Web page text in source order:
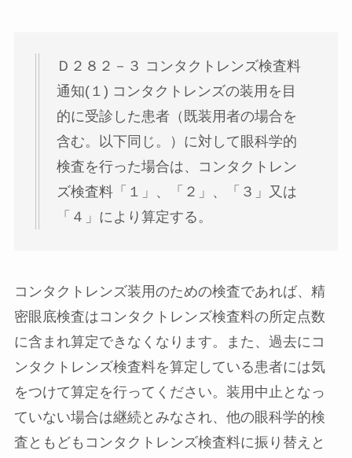
Ｄ２８２－３ コンタクトレンズ検査料
通知(１) コンタクトレンズの装用を目
的に受診した患者（既装用者の場合を
含む。以下同じ。）に対して眼科学的
検査を行った場合は、コンタクトレン
ズ検査料「１」、「２」、「３」又は
「４」により算定する。
コンタクトレンズ装用のための検査であれば、精
密眼底検査はコンタクトレンズ検査料の所定点数
に含まれ算定できなくなります。また、過去にコ
ンタクトレンズ検査料を算定している患者には気
をつけて算定を行ってください。装用中止となっ
ていない場合は継続とみなされ、他の眼科学的検
査ともどもコンタクトレンズ検査料に振り替えと